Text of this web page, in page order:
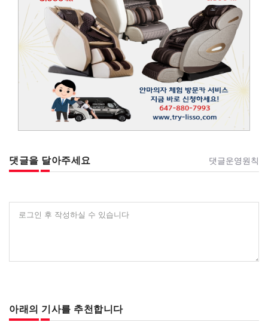
댓글을 달아주세요 댓글운영원칙
로그인 후 작성하실 수 있습니다
아래의 기사를 추천합니다